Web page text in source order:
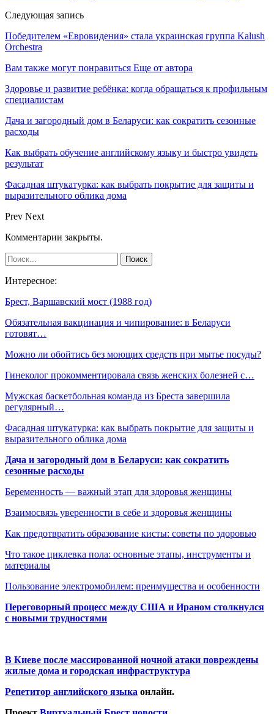
Следующая запись
Победителем «Евровидения» стала украинская группа Kalush
Orchestra
Вам также могут понравиться Еще от автора
Здоровье и развитие ребёнка: когда обращаться к профильным
специалистам
Дача и загородный дом в Беларуси: как сократить сезонные
расходы
Как выбрать обучение английскому языку и быстро увидеть
результат
Фасадная штукатурка: как выбрать покрытие для защиты и
выразительного облика дома
Prev Next
Комментарии закрыты.
Интересное:
Брест, Варшавский мост (1988 год)
Обязательная вакцинация и чипирование: в Беларуси
готовят…
Можно ли обойтись без моющих средств при мытье посуды?
Гинеколог прокомментировала связь женских болезней с…
Мужская баскетбольная команда из Бреста завершила
регулярный…
Фасадная штукатурка: как выбрать покрытие для защиты и
выразительного облика дома
Дача и загородный дом в Беларуси: как сократить
сезонные расходы
Беременность — важный этап для здоровья женщины
Взаимосвязь уверенности в себе и здоровья женщины
Как предотвратить образование кисты: советы по здоровью
Что такое циклевка пола: основные этапы, инструменты и
материалы
Пользование электромобилем: преимущества и особенности
Переговорный процесс между США и Ираном столкнулся
с новыми трудностями
В Киеве после массированной ночной атаки повреждены
жилые дома и городская инфраструктура
Репетитор английского языка онлайн.